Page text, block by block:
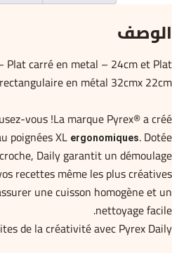
الوصف
Plat carré en metal – 24cm et Plat
rectangulaire en métal 32cmx 22cm
vous !La marque Pyrex® a créé
poignées XL ergonomiques. Dotée
Daily garantit un démoulage
recettes même les plus créatives.
une cuisson homogène et un
nettoyage facile.
de la créativité avec Pyrex Daily!